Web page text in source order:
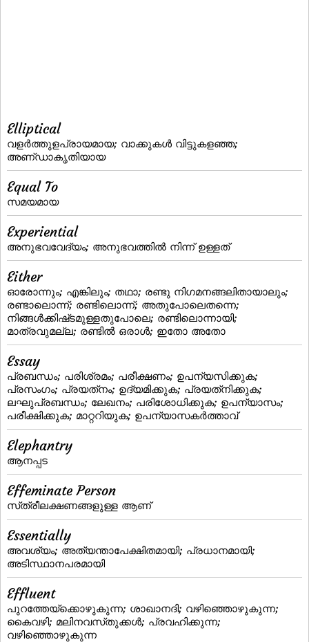
Elliptical
വളര്‍ത്തുളപ്രായമായ; വാക്കുകള്‍ വിട്ടുകളഞ്ഞ;
അണ്‌ഡാകൃതിയായ
Equal To
സമയമായ
Experiential
അനുഭവവേദ്യം; അനുഭവത്തില്‍ നിന്ന് ഉള്ളത്
Either
ഓരോന്നും; എങ്കിലും; തഥാ; രണ്ടു നിഗമനങ്ങലിതായാലും;
രണ്ടാലൊന്ന്‌; രണ്ടിലൊന്ന്‌; അതുപോലെതന്നെ;
നിങ്ങള്‍ക്കിഷ്‌ടമുള്ളതുപോലെ; രണ്ടിലൊന്നായി;
മാത്രവുമല്ല; രണ്ടില്‍ ഒരാള്‍; ഇതോ അതോ
Essay
പ്രബന്ധം; പരിശ്രമം; പരീക്ഷണം; ഉപന്യസിക്കുക;
പ്രസംഗം; പ്രയത്‌നം; ഉദ്യമിക്കുക; പ്രയത്‌നിക്കുക;
ലഘുപ്രബന്ധം; ലേഖനം; പരിശോധിക്കുക; ഉപന്യാസം;
പരീക്ഷിക്കുക; മാറ്ററിയുക; ഉപന്യാസകര്‍ത്താവ്‌
Elephantry
ആനപ്പട
Effeminate Person
സ്‌ത്രീലക്ഷണങ്ങളുള്ള ആണ്‌
Essentially
അവശ്യം; അത്യന്താപേക്ഷിതമായി; പ്രധാനമായി;
അടിസ്ഥാനപരമായി
Effluent
പുറത്തേയ്ക്കൊഴുകുന്ന; ശാഖാനദി; വഴിഞ്ഞൊഴുകുന്ന;
കൈവഴി; മലിനവസ്‌തുക്കള്‍; പ്രവഹിക്കുന്ന;
വഴിഞ്ഞൊഴുകുന്ന